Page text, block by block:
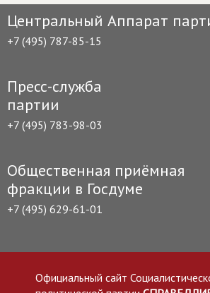
Центральный Аппарат
+7 (495) 787-85-15
Пресс-служба
партии
+7 (495) 783-98-03
Общественная приёмная
фракции в Госдуме
+7 (495) 629-61-01
Официальный сайт